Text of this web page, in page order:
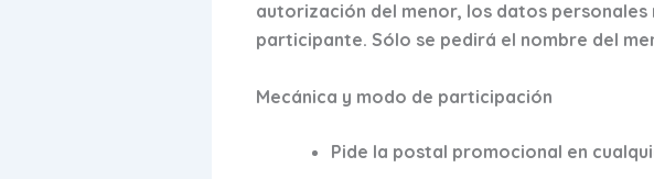
autorización del menor, los datos
participante. Sólo se pedirá el nombre del
Mecánica y modo de participación
Pide la postal promocional en